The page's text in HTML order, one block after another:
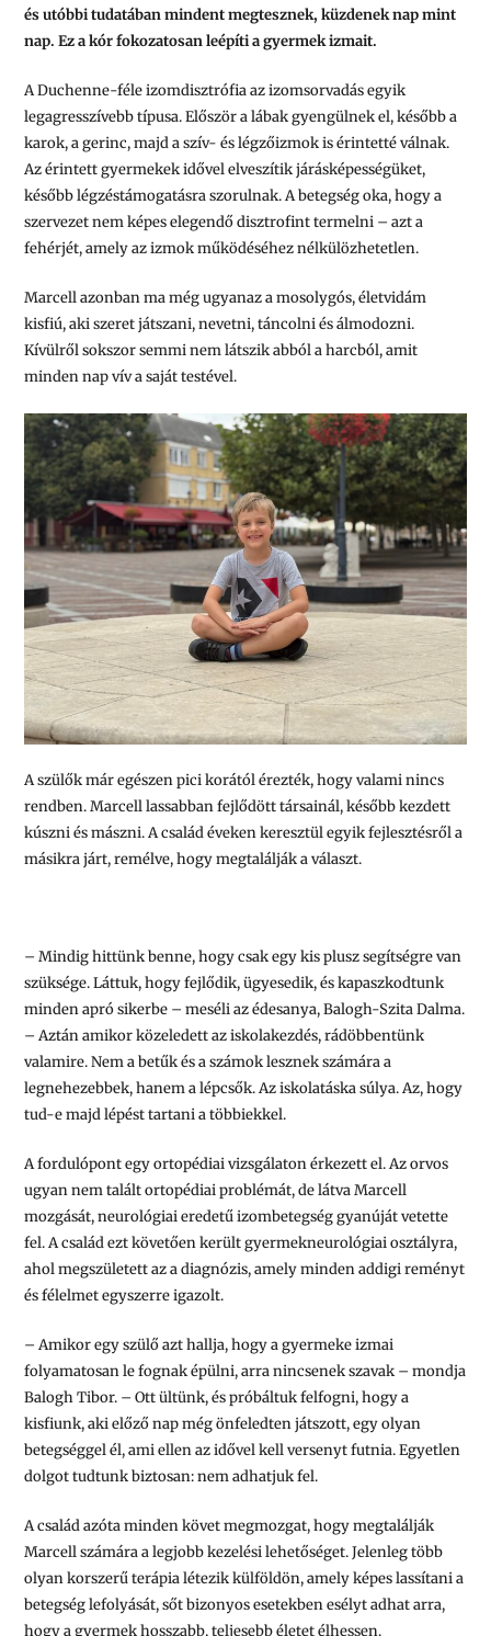
és utóbbi tudatában mindent megtesznek, küzdenek nap mint
nap. Ez a kór fokozatosan leépíti a gyermek izmait.
A Duchenne-féle izomdisztrófia az izomsorvadás egyik
legagresszívebb típusa. Először a lábak gyengülnek el, később a
karok, a gerinc, majd a szív- és légzőizmok is érintetté válnak.
Az érintett gyermekek idővel elveszítik járásképességüket,
később légzéstámogatásra szorulnak. A betegség oka, hogy a
szervezet nem képes elegendő disztrofint termelni – azt a
fehérjét, amely az izmok működéséhez nélkülözhetetlen.
Marcell azonban ma még ugyanaz a mosolygós, életvidám
kisfiú, aki szeret játszani, nevetni, táncolni és álmodozni.
Kívülről sokszor semmi nem látszik abból a harcból, amit
minden nap vív a saját testével.
A szülők már egészen pici korától érezték, hogy valami nincs
rendben. Marcell lassabban fejlődött társainál, később kezdett
kúszni és mászni. A család éveken keresztül egyik fejlesztésről a
másikra járt, remélve, hogy megtalálják a választ.
– Mindig hittünk benne, hogy csak egy kis plusz segítségre van
szüksége. Láttuk, hogy fejlődik, ügyesedik, és kapaszkodtunk
minden apró sikerbe – meséli az édesanya, Balogh-Szita Dalma.
– Aztán amikor közeledett az iskolakezdés, rádöbbentünk
valamire. Nem a betűk és a számok lesznek számára a
legnehezebbek, hanem a lépcsők. Az iskolatáska súlya. Az, hogy
tud-e majd lépést tartani a többiekkel.
A fordulópont egy ortopédiai vizsgálaton érkezett el. Az orvos
ugyan nem talált ortopédiai problémát, de látva Marcell
mozgását, neurológiai eredetű izombetegség gyanúját vetette
fel. A család ezt követően került gyermekneurológiai osztályra,
ahol megszületett az a diagnózis, amely minden addigi reményt
és félelmet egyszerre igazolt.
– Amikor egy szülő azt hallja, hogy a gyermeke izmai
folyamatosan le fognak épülni, arra nincsenek szavak – mondja
Balogh Tibor. – Ott ültünk, és próbáltuk felfogni, hogy a
kisfiunk, aki előző nap még önfeledten játszott, egy olyan
betegséggel él, ami ellen az idővel kell versenyt futnia. Egyetlen
dolgot tudtunk biztosan: nem adhatjuk fel.
A család azóta minden követ megmozgat, hogy megtalálják
Marcell számára a legjobb kezelési lehetőséget. Jelenleg több
olyan korszerű terápia létezik külföldön, amely képes lassítani a
betegség lefolyását, sőt bizonyos esetekben esélyt adhat arra,
hogy a gyermek hosszabb, teljesebb életet élhessen.